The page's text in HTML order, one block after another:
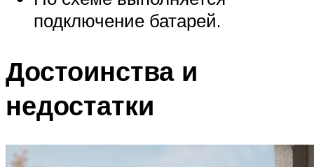
подключение батарей.
Достоинства и
недостатки